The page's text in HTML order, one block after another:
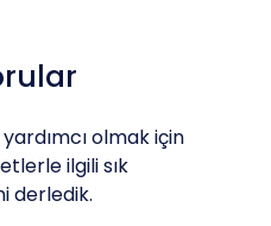
olmak için
ilgili sık
derledik.